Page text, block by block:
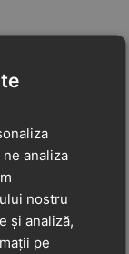
recomandam
formei
desculț.
o dezvoltare
între
și corectă.
analiza
nostru
și analiză,
pe